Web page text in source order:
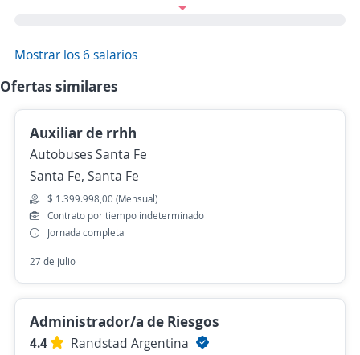
Mostrar los 6 salarios
Ofertas similares
Auxiliar de rrhh
Autobuses Santa Fe
Santa Fe, Santa Fe
$ 1.399.998,00 (Mensual)
Contrato por tiempo indeterminado
Jornada completa
27 de julio
Administrador/a de Riesgos
4.4
Randstad Argentina